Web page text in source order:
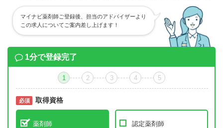
マイナビ薬剤師ご登録後、担当のアドバイザーより
この求人についてご案内差し上げます！
1分で登録完了
1 2 3 4 5
必須 取得資格
薬剤師 認定薬剤師